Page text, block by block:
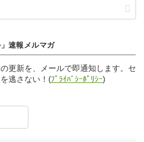
」速報メルマガ
更新を、メールで即通知します。セ
逃さない！(ﾌﾟﾗｲﾊﾞｼｰﾎﾟﾘｼｰ)